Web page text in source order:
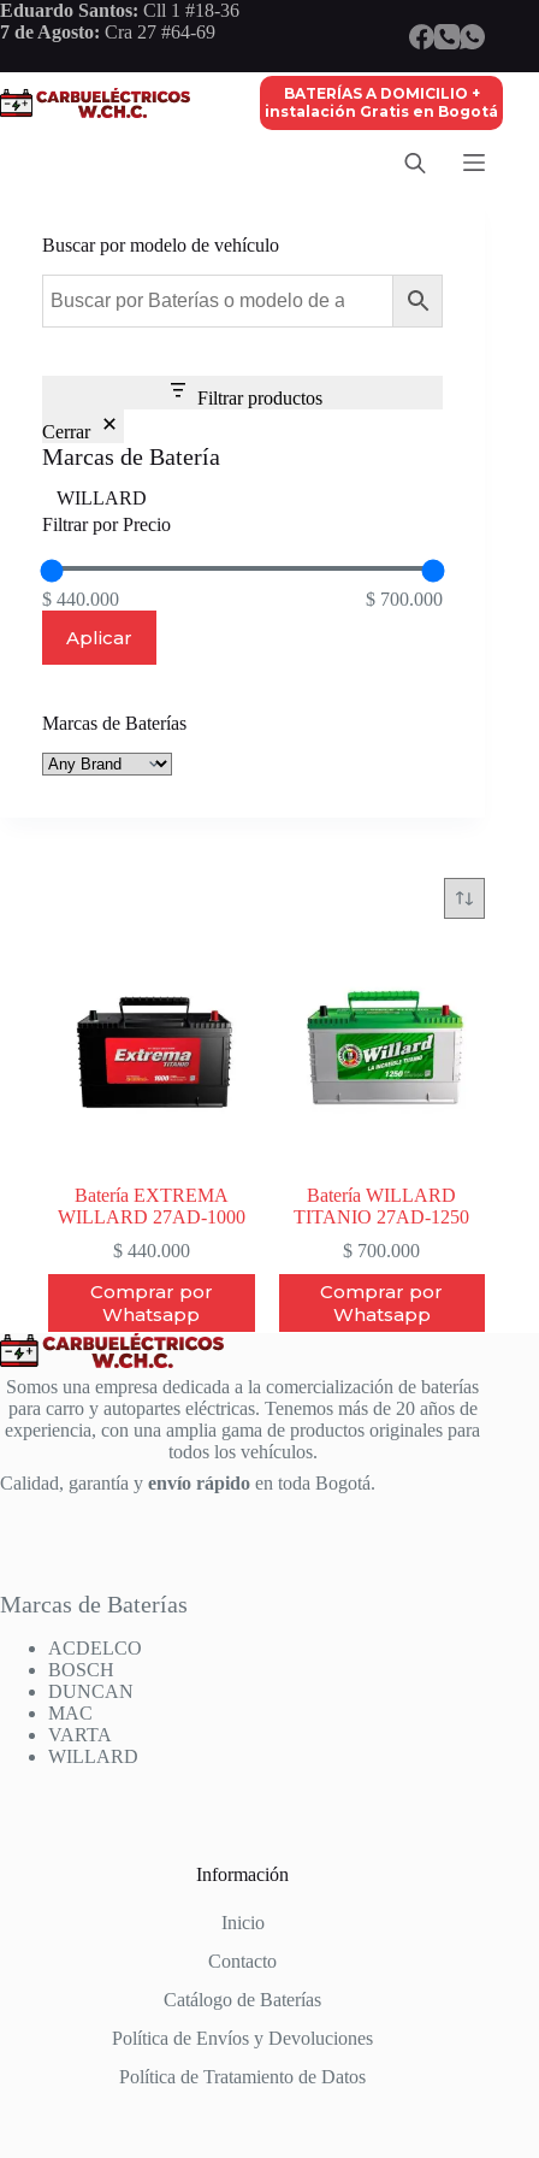
Saltar
al
Eduardo Santos: Cll 1 #18-36
7 de Agosto: Cra 27 #64-69
BATERÍAS A DOMICILIO +
instalación Gratis en Bogotá
Batería EXTREMA
WILLARD 27AD-1000
$440.000
Comprar por
Whatsapp
Batería WILLARD
TITANIO 27AD-1250
$ 700.000
Comprar por
Whatsapp
Buscar por modelo de vehículo
Filtrar productos
Cerrar
Marcas de Batería
Marca
WILLARD
Filtrar por Precio
$ 440.000 $ 700.000
Aplicar
Marcas de Baterías
Somos una empresa dedicada a la comercialización de baterías
para carro y autopartes eléctricas. Tenemos más de 20 años de
experiencia, con una amplia gama de productos originales para
todos los vehículos.
Calidad, garantía y envío rápido en toda Bogotá.
Marcas de Baterías
ACDELCO
BOSCH
DUNCAN
MAC
VARTA
WILLARD
Información
Inicio
Contacto
Catálogo de Baterías
Política de Envíos y Devoluciones
Política de Tratamiento de Datos